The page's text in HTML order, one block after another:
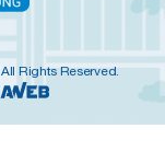
, All Rights Reserved.